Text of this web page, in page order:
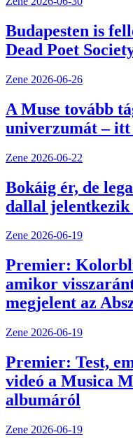
Budapesten is
Dead Poet
Zene 2026-06-26
A Muse tovább
univerzumát – itt
Zene 2026-06-22
Bokáig ér, de
dallal
Zene 2026-06-19
Premier:
amikor
megjelent az
Zene 2026-06-19
Premier: Test,
videó a Musica
albumáról
Zene 2026-06-19